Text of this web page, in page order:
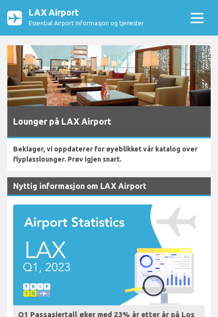
LAX Airport
Essential Airport Informasjon og tjenester
Lounger på LAX Airport
Beklager, vi oppdaterer for øyeblikket vår katalog over
flyplasslounger. Prøv igjen snart.
Nyttig informasjon om LAX Airport
Q1 Passasjertall øker med 23% år etter år på Los